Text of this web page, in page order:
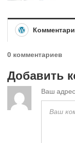
0 комментариев
Добавить
Ваш